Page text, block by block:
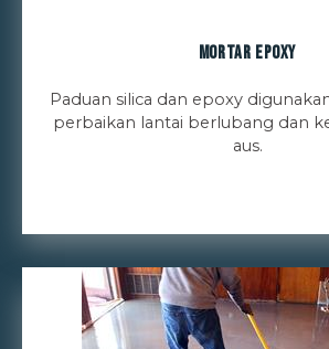
Mortar Epoxy
Paduan silica dan epoxy
perbaikan lantai berlubang dan
aus.